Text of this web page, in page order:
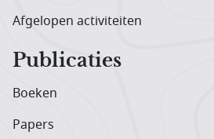
Afgelopen activiteiten
Publicaties
Boeken
Papers